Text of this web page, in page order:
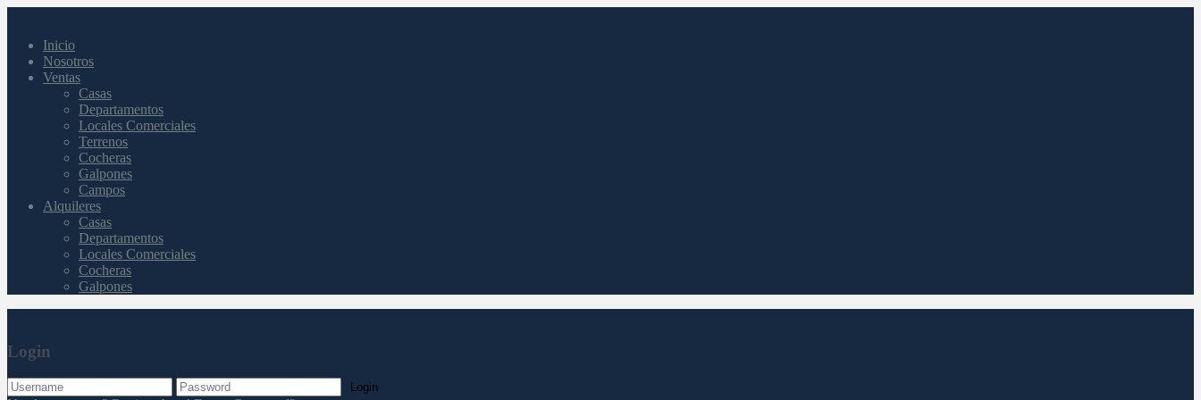
Inicio
Nosotros
Ventas
Casas
Departamentos
Locales Comerciales
Terrenos
Cocheras
Galpones
Campos
Alquileres
Casas
Departamentos
Locales Comerciales
Cocheras
Galpones
Login
Login